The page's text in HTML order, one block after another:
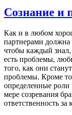
Сознание и
Как и в любом
партнерами должна
чтобы каждый знал,
есть проблемы,
того, как они
проблемы. Кроме
определенные роли
мере созревания
ответственность